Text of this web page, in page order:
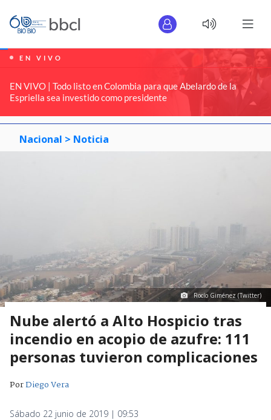
EN VIVO
EN VIVO | Todo listo en Colombia para que Abelardo de la
Espriella sea investido como presidente
Nacional > Noticia
Rocío Giménez (Twitter)
Nube alertó a Alto Hospicio tras
incendio en acopio de azufre: 111
personas tuvieron complicaciones
PorDiego Vera
Sábado 22 junio de 2019 | 09:53